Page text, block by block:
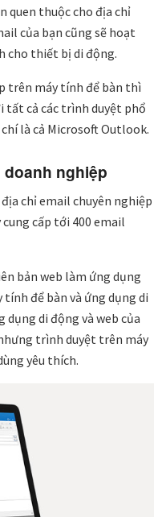
quen thuộc cho địa chỉ
của bạn cũng sẽ hoạt
cho thiết bị di động.
trên máy tính để bàn thì
tất cả các trình duyệt phổ
là cả Microsoft Outlook.
nghiệp
chỉ email chuyên nghiệp
cấp tới 400 email
bản web làm ứng dụng
để bàn và ứng dụng di
dụng di động và web của
trình duyệt trên máy
yêu thích.